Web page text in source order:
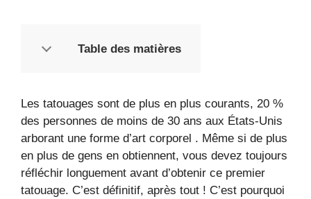
Table des matières
Les tatouages ​​sont de plus en plus courants, 20 %
des personnes de moins de 30 ans aux États-Unis
arborant une forme d’art corporel . Même si de plus
en plus de gens en obtiennent, vous devez toujours
réfléchir longuement avant d’obtenir ce premier
tatouage. C’est définitif, après tout ! C’est pourquoi